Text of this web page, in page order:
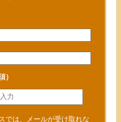
）
では、メールが受け取れな